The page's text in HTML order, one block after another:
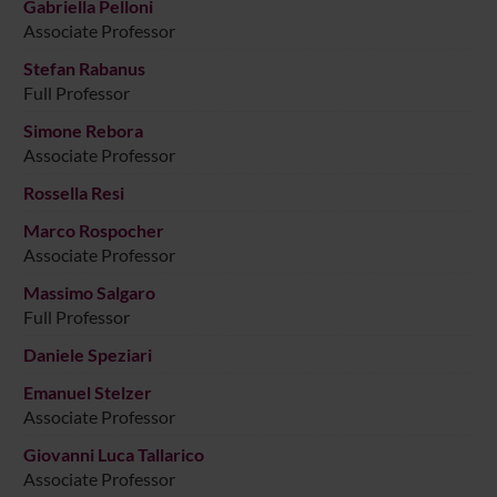
Gabriella Pelloni
Associate Professor
Stefan Rabanus
Full Professor
Simone Rebora
Associate Professor
Rossella Resi
Marco Rospocher
Associate Professor
Massimo Salgaro
Full Professor
Daniele Speziari
Emanuel Stelzer
Associate Professor
Giovanni Luca Tallarico
Associate Professor